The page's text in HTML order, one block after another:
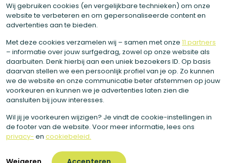
Wij gebruiken cookies (en vergelijkbare technieken) om onze
website te verbeteren en om gepersonaliseerde content en
advertenties aan te bieden.
Met deze cookies verzamelen wij – samen met onze 11 partners
– informatie over jouw surfgedrag, zowel op onze website als
daarbuiten. Denk hierbij aan een uniek bezoekers ID. Op basis
daarvan stellen we een persoonlijk profiel van je op. Zo kunnen
we de website en onze communicatie beter afstemmen op jouw
voorkeuren en kunnen we je advertenties laten zien die
aansluiten bij jouw interesses.
Wil jij je voorkeuren wijzigen? Je vindt de cookie-instellingen in
de footer van de website. Voor meer informatie, lees ons
privacy- en cookiebeleid.
Vitamine weekbox
€72,50
Meer info
Promo
De Legends box
€118,00
prijs99,00
prijs